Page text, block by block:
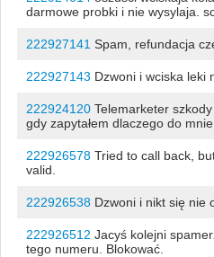
darmowe probki i nie wysylaja.
222927141 Spam, refundacja
222927143 Dzwoni i wciska leki
222924120Telemarketer szkody
gdy zapytałem dlaczego do
222926578Tried to call back,
valid.
222926538Dzwoni i nikt się nie
222926512 Jacyś kolejni
tego numeru. Blokować.